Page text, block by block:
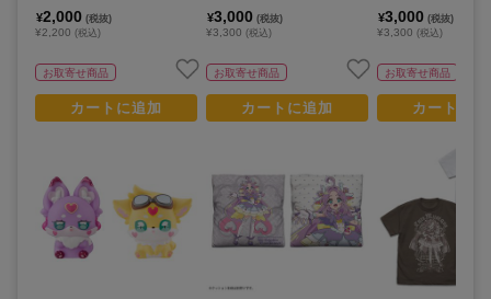
¥2,000 (税抜)
¥2,200 (税込)
お取寄せ商品
カートに追加
¥3,000 (税抜)
¥3,300 (税込)
お取寄せ商品
カートに追加
¥3,000 (税抜)
¥3,300 (税込)
お取寄せ商品
カートに